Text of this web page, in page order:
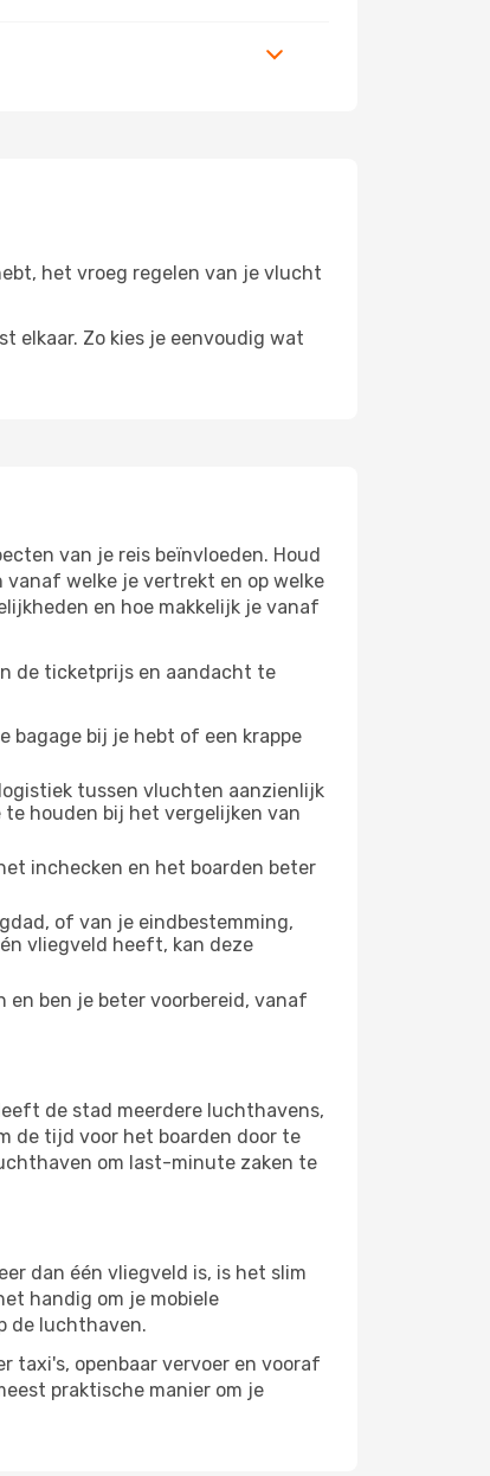
het vroeg regelen van je vlucht
elkaar. Zo kies je eenvoudig wat
van je reis beïnvloeden. Houd
welke je vertrekt en op welke
en hoe makkelijk je vanaf
de ticketprijs en aandacht te
bagage bij je hebt of een krappe
tussen vluchten aanzienlijk
houden bij het vergelijken van
inchecken en het boarden beter
of van je eindbestemming,
vliegveld heeft, kan deze
en ben je beter voorbereid, vanaf
de stad meerdere luchthavens,
de tijd voor het boarden door te
om last-minute zaken te
dan één vliegveld is, is het slim
handig om je mobiele
de luchthaven.
taxi's, openbaar vervoer en vooraf
praktische manier om je